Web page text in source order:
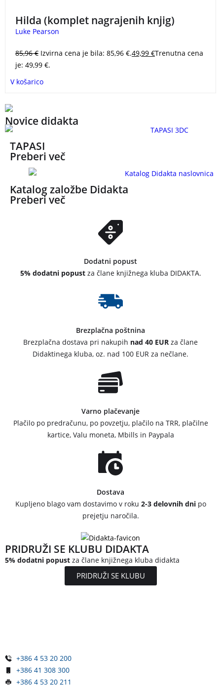
so prejele priznanje Zlata hruška, ki ga za kakovostno
mladinsko književnost podeljuje Mestna knjižnica
STRIPI
Hilda (komplet nagrajenih knjig)
Luke Pearson
85,96€ Izvirna cena je bila: 85,96 €.49,99 €Trenutna cena
je: 49,99 €.
V košarico
Novice didakta
TAPASI
Preberi več
Katalog založbe Didakta
Preberi več
Dodatni popust
5% dodatni popustza člane knjižnega kluba DIDAKTA.
Brezplačna poštnina
Brezplačna dostava pri nakupih nad 40 EUR za člane
Didaktinega kluba, oz. nad 100 EUR za nečlane.
Varno plačevanje
Plačilo po predračunu, po povzetju, plačilo na TRR, plačilne
kartice, Valu moneta, Mbills in Paypala
Dostava
Kupljeno blago vam dostavimo v roku 2-3 delovnih dnipo
prejetju naročila.
PRIDRUŽI SE KLUBU DIDAKTA
5% dodatni popust za člane knjižnega kluba didakta
PRIDRUŽI SE KLUBU
+386 4 53 20 200
+386 41 308 300
+386 4 53 20 211